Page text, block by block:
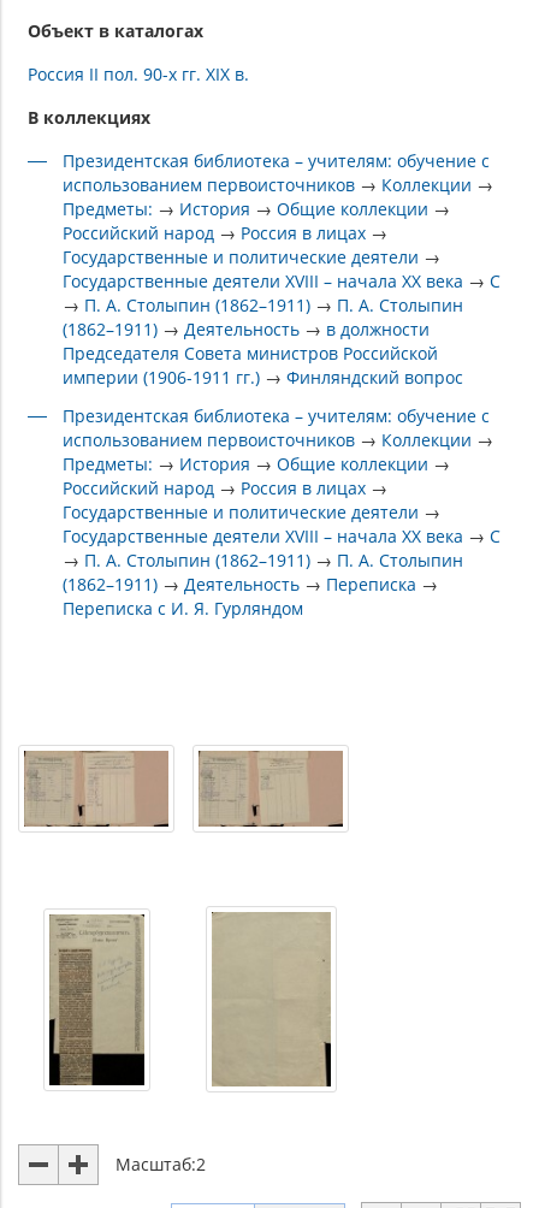
Объект в каталогах
Россия II пол. 90-х гг. XIX в.
В коллекциях
Президентская библиотека – учителям: обучение с
использованием первоисточников → Коллекции →
Предметы: → История →Общие коллекции →
Российский народ → Россия в лицах →
Государственные и политические деятели →
Государственные деятели XVIII – начала XX века →С
→ П. А. Столыпин (1862–1911) → П. А. Столыпин
(1862–1911) → Деятельность → в должности
Председателя Совета министров Российской
империи (1906-1911 гг.) →Финляндский вопрос
Президентская библиотека – учителям: обучение с
использованием первоисточников → Коллекции →
Предметы: → История →Общие коллекции →
Российский народ → Россия в лицах →
Государственные и политические деятели →
Государственные деятели XVIII – начала XX века →С
→ П. А. Столыпин (1862–1911) → П. А. Столыпин
(1862–1911) → Деятельность → Переписка →
Переписка с И. Я. Гурляндом
Масштаб:2